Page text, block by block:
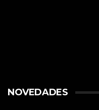
NOVEDADES